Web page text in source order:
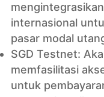
internasional
pasar modal
SGD Testnet:
memfasilitasi
untuk